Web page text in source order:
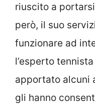
riuscito a
però, il suo
funzionare ad
l’esperto
apportato alcuni
gli hanno